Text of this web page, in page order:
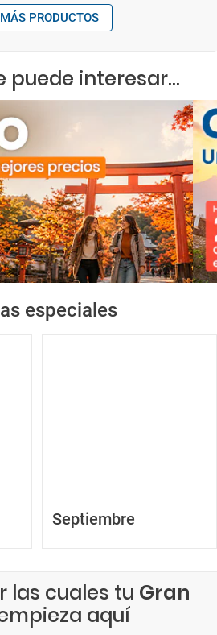
PRODUCTOS
puede interesar...
especiales
Septiembre
las cuales tu Gran
aquí